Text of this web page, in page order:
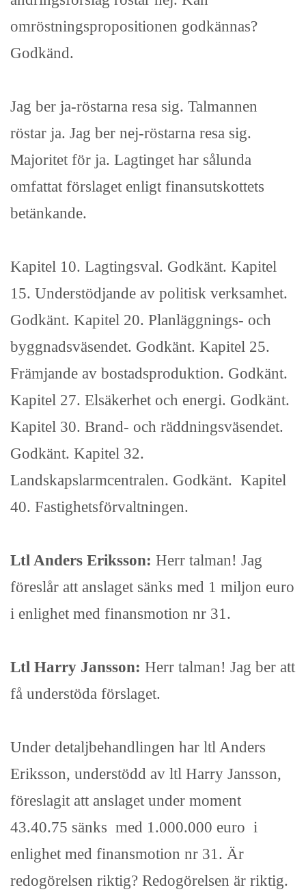
omröstningspropositionen godkännas?
Godkänd.
Jag ber ja-röstarna resa sig. Talmannen
röstar ja. Jag ber nej-röstarna resa sig.
Majoritet för ja. Lagtinget har sålunda
omfattat förslaget enligt finansutskottets
betänkande.
Kapitel 10. Lagtingsval. Godkänt. Kapitel
15. Understödjande av politisk verksamhet.
Godkänt. Kapitel 20. Planläggnings- och
byggnadsväsendet. Godkänt. Kapitel 25.
Främjande av bostadsproduktion. Godkänt.
Kapitel 27. Elsäkerhet och energi. Godkänt.
Kapitel 30. Brand- och räddningsväsendet.
Godkänt. Kapitel 32.
Landskapslarmcentralen. Godkänt. Kapitel
40. Fastighetsförvaltningen.
Ltl Anders Eriksson: Herr talman! Jag
föreslår att anslaget sänks med 1 miljon euro
i enlighet med finansmotion nr 31.
Ltl Harry Jansson: Herr talman! Jag ber att
få understöda förslaget.
Under detaljbehandlingen har ltl Anders
Eriksson, understödd av ltl Harry Jansson,
föreslagit att anslaget under moment
43.40.75 sänks med 1.000.000 euro i
enlighet med finansmotion nr 31. Är
redogörelsen riktig? Redogörelsen är riktig.